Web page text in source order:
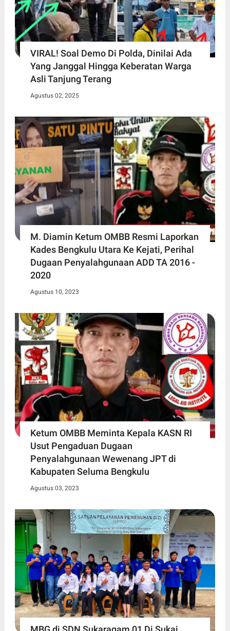
VIRAL! Soal Demo Di Polda, Dinilai Ada
Yang Janggal Hingga Keberatan Warga
Asli Tanjung Terang
Agustus 02, 2025
M. Diamin Ketum OMBB Resmi Laporkan
Kades Bengkulu Utara Ke Kejati, Perihal
Dugaan Penyalahgunaan ADD TA 2016 -
2020
Agustus 10, 2023
Ketum OMBB Meminta Kepala KASN RI
Usut Pengaduan Dugaan
Penyalahgunaan Wewenang JPT di
Kabupaten Seluma Bengkulu
Agustus 03, 2023